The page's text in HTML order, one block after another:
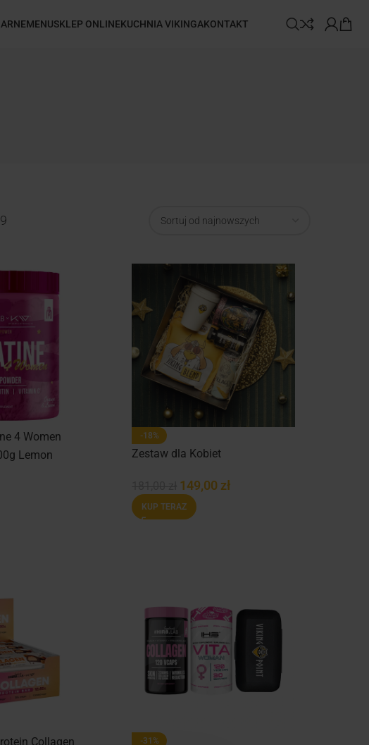
MENUSKLEP ONLINEKUCHNIA VIKINGAKONTAKT
4 Women
Lemon
-18%
Zestaw dla Kobiet
149,00 zł
KUP TERAZ
Collagen
-31%